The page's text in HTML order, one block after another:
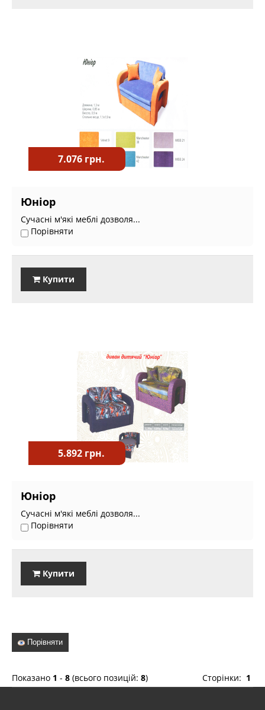
7.076 грн.
Юніор
Сучасні м'які меблі дозволя...
Порівняти
Купити
5.892 грн.
Юніор
Сучасні м'які меблі дозволя...
Порівняти
Купити
Порівняти
Сторінки: 1
Показано 1 - 8 (всього позицій: 8)